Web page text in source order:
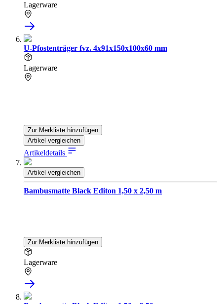
Lagerware
U-Pfostenträger fvz. 4x91x150x100x60 mm
Lagerware
Zur Merkliste hinzufügen
Artikel vergleichen
Artikeldetails
Artikel vergleichen
Bambusmatte Black Editon 1,50 x 2,50 m
Zur Merkliste hinzufügen
Lagerware